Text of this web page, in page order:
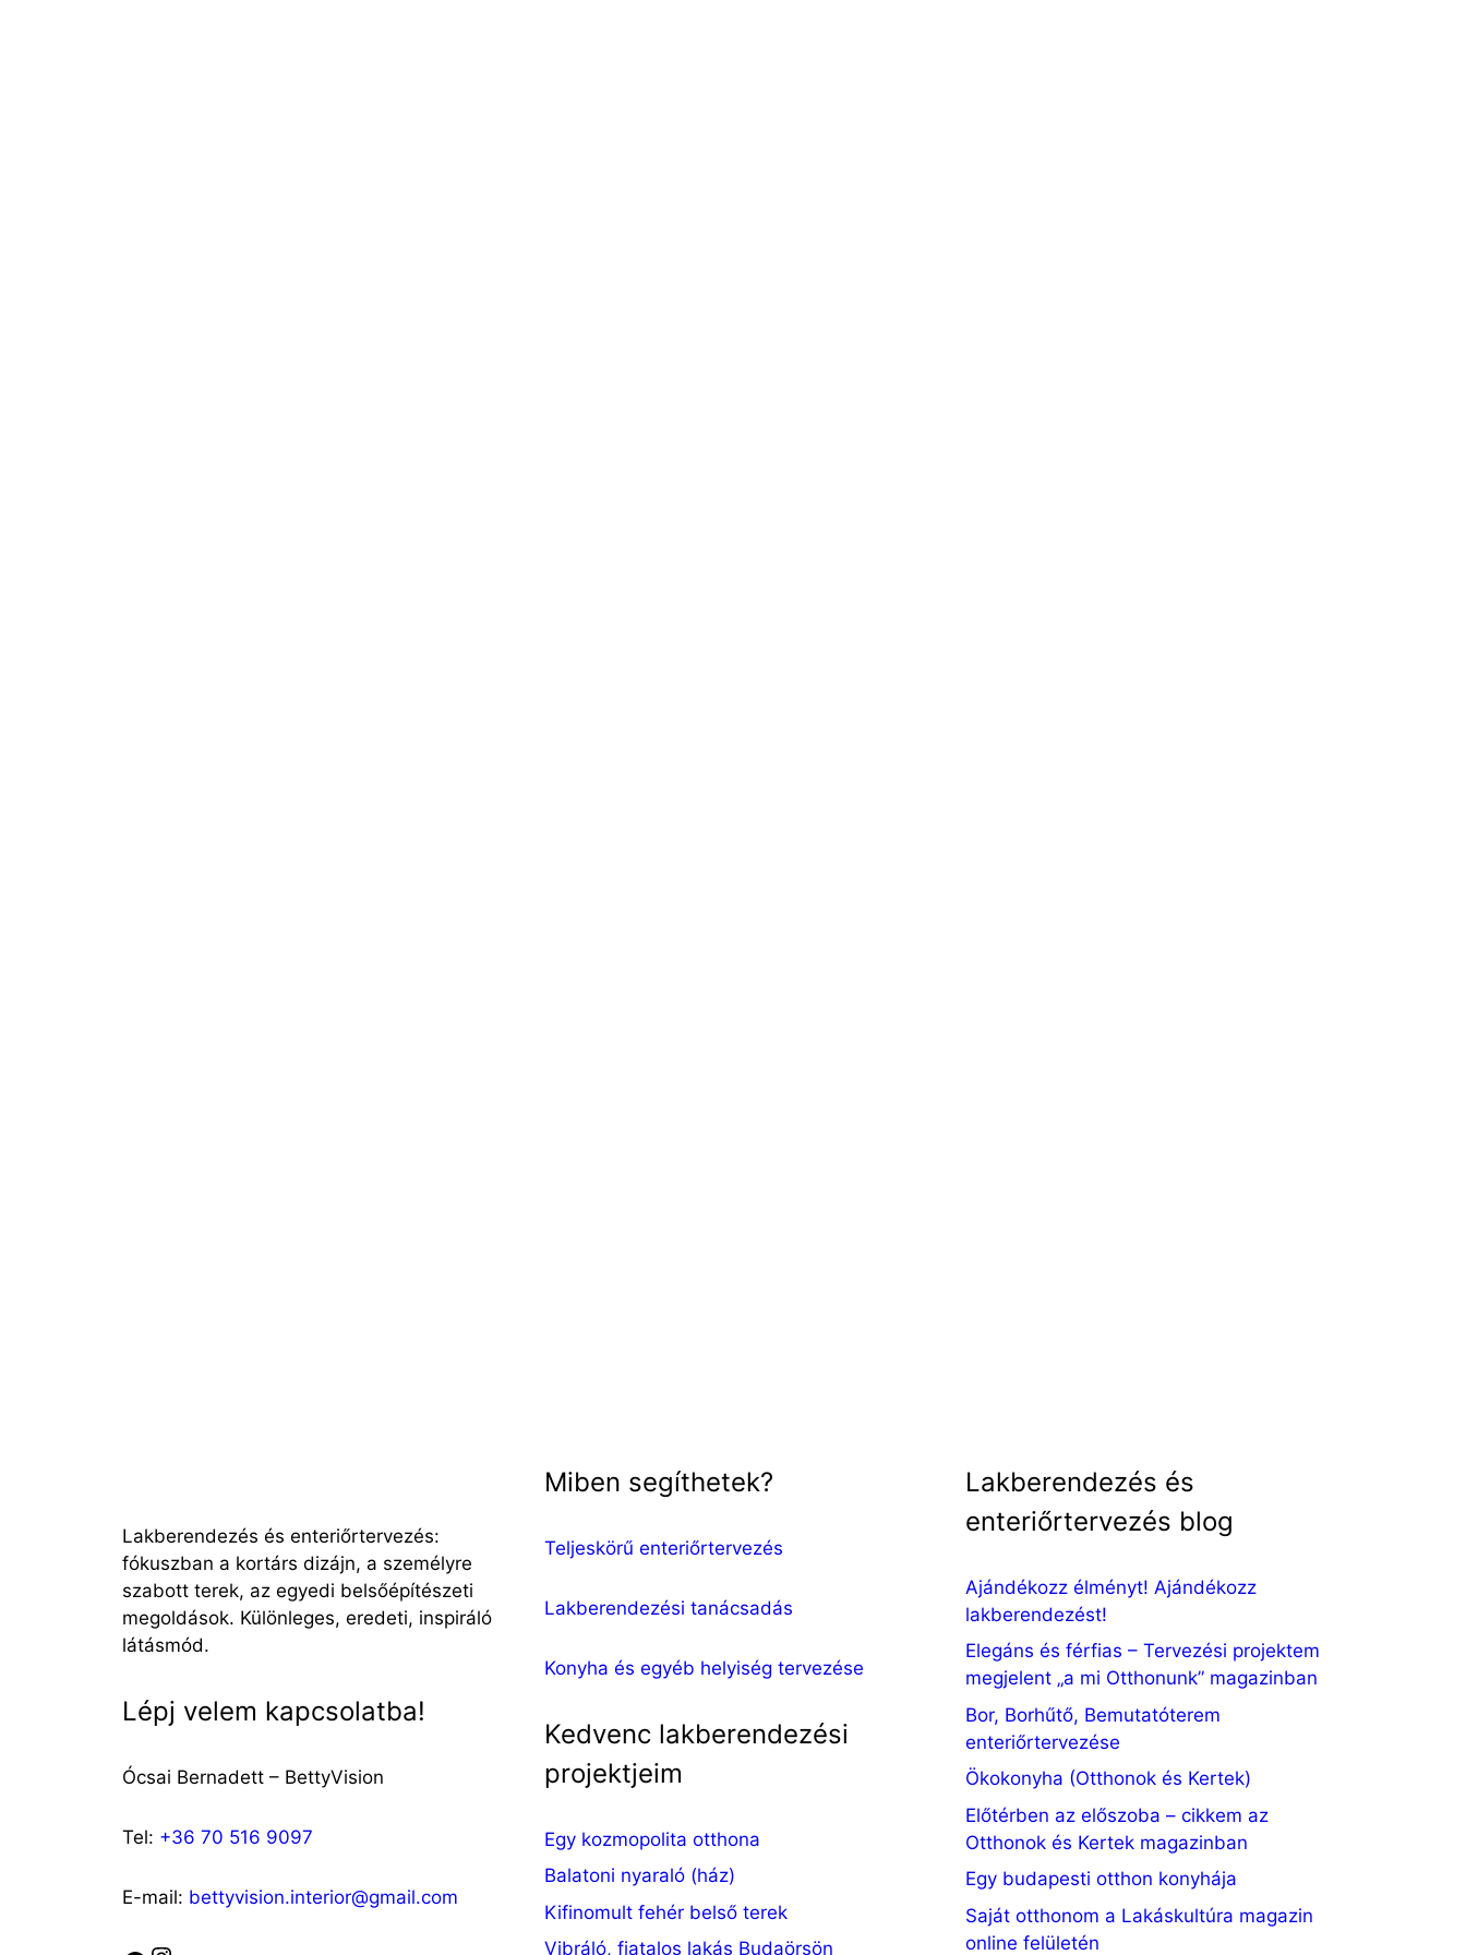
Lakberendezés és enteriőrtervezés:
fókuszban a kortárs dizájn, a személyre
szabott terek, az egyedi belsőépítészeti
megoldások. Különleges, eredeti, inspiráló
látásmód.
Lépj velem kapcsolatba!
Ócsai Bernadett – BettyVision
Tel: +36 70 516 9097
E-mail: bettyvision.interior@gmail.com
Miben segíthetek?
Teljeskörű enteriőrtervezés
Lakberendezési tanácsadás
Konyha és egyéb helyiség tervezése
Kedvenc lakberendezési
projektjeim
Egy kozmopolita otthona
Balatoni nyaraló (ház)
Kifinomult fehér belső terek
Vibráló, fiatalos lakás Budaörsön
Lakberendezés és
enteriőrtervezés blog
Ajándékozz élményt! Ajándékozz
lakberendezést!
Elegáns és férfias – Tervezési projektem
megjelent „a mi Otthonunk” magazinban
Bor, Borhűtő, Bemutatóterem
enteriőrtervezése
Ökokonyha (Otthonok és Kertek)
Előtérben az előszoba – cikkem az
Otthonok és Kertek magazinban
Egy budapesti otthon konyhája
Saját otthonom a Lakáskultúra magazin
online felületén